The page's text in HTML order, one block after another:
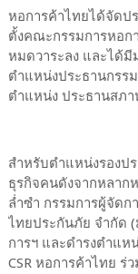
หอการค้าไทยได้จัดป
ตั้งคณะกรรมการหอก
หมดวาระลง และได้
ตำแหน่งประธานกรร
ตำแหน่ง ประธานสภ
สำหรับตำแหน่งรองป
ธุรกิจคนดังจากหลาก
ล่ำซำ กรรมการผู้จัดก
ไทยประกันภัย จำกัด (
การฯ และดำรงตำแ
CSR หอการค้าไทย ร่